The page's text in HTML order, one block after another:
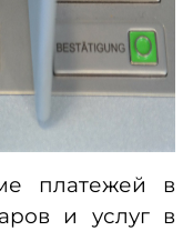
платежей в
и услуг в